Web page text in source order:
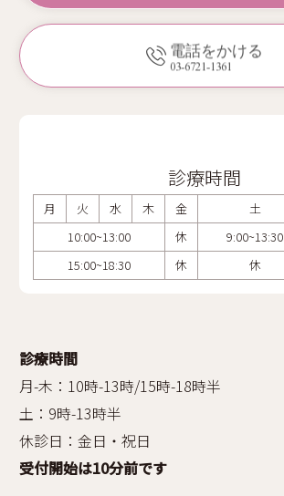
電話をかける
03-6721-1361
診療時間
月 火 水 木 金 土
10:00~13:00
休 9:00~13:30
15:00~18:30
休 休
診療時間
月-木：10時-13時/15時-18時半
土：9時-13時半
休診日：金日・祝日
受付開始は10分前です